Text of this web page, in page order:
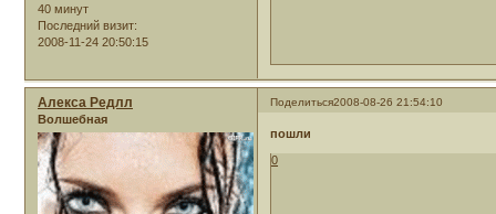
40 минут
Последний визит:
2008-11-24 20:50:15
Поделиться2008-08-26 21:54:10
Алекса Редлл
Волшебная
пошли
0